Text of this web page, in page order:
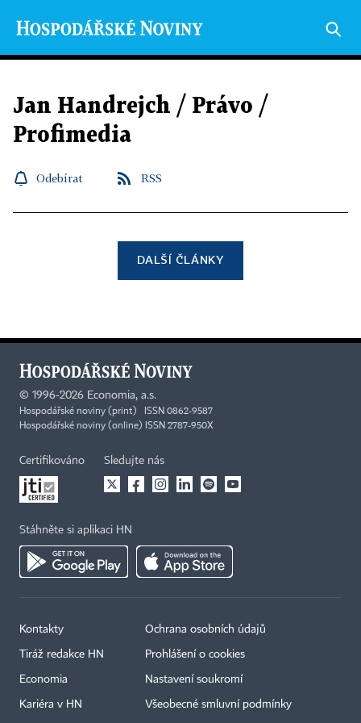
Jan Handrejch / Právo /
Profimedia
Odebírat RSS
DALŠÍ ČLÁNKY
© 1996-2026 Economia, a.s.
Hospodářské noviny (print) ISSN 0862-9587
Hospodářské noviny (online) ISSN 2787-950X
Certifikováno Sledujte nás
Stáhněte si aplikaci HN
Kontakty
Tiráž redakce HN
Economia
Kariéra v HN
Ochrana osobních údajů
Prohlášení o cookies
Nastavení soukromí
Všeobecné smluvní podmínky